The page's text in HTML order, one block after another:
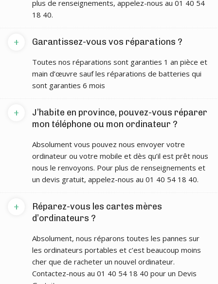
plus de renseignements, appelez-nous au 01 40 54
18 40.
Garantissez-vous vos réparations ?
+
Toutes nos réparations sont garanties 1 an pièce et
main d’œuvre sauf les réparations de batteries qui
sont garanties 6 mois
J’habite en province, pouvez-vous réparer
mon téléphone ou mon ordinateur ?
+
Absolument vous pouvez nous envoyer votre
ordinateur ou votre mobile et dès qu’il est prêt nous
nous le renvoyons. Pour plus de renseignements et
un devis gratuit, appelez-nous au 01 40 54 18 40.
Réparez-vous les cartes mères
d’ordinateurs ?
+
Absolument, nous réparons toutes les pannes sur
les ordinateurs portables et c’est beaucoup moins
cher que de racheter un nouvel ordinateur.
Contactez-nous au 01 40 54 18 40 pour un Devis